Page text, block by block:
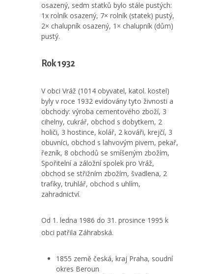
osazený, sedm statků bylo stále pustých:
1x rolník osazený, 7× rolník (statek) pustý,
2× chalupník osazený, 1× chalupník (dům)
pustý.
Rok 1932
V obci Vráž (1014 obyvatel, katol. kostel)
byly v roce 1932 evidovány tyto živnosti a
obchody: výroba cementového zboží, 3
cihelny, cukrář, obchod s dobytkem, 2
holiči, 3 hostince, kolář, 2 kováři, krejčí, 3
obuvníci, obchod s lahvovým pivem, pekař,
řezník, 8 obchodů se smíšeným zbožím,
Spořitelní a záložní spolek pro Vráž,
obchod se střižním zbožím, švadlena, 2
trafiky, truhlář, obchod s uhlím,
zahradnictví.
Od 1. ledna 1986 do 31. prosince 1995 k
obci patřila Záhrabská.
1855 země česká, kraj Praha, soudní
okres Beroun